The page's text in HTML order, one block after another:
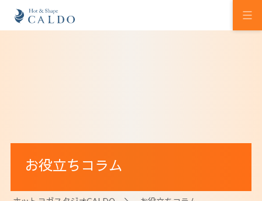
スタジオを探す
プログラム
料金
お役立ちコラム